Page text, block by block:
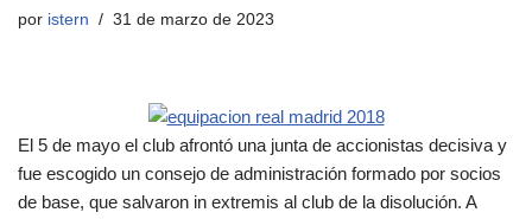
por istern 31 de marzo de 2023
El 5 de mayo el club afrontó una junta de accionistas decisiva y
fue escogido un consejo de administración formado por socios
de base, que salvaron in extremis al club de la disolución. A